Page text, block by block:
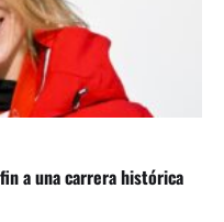
a una carrera histórica